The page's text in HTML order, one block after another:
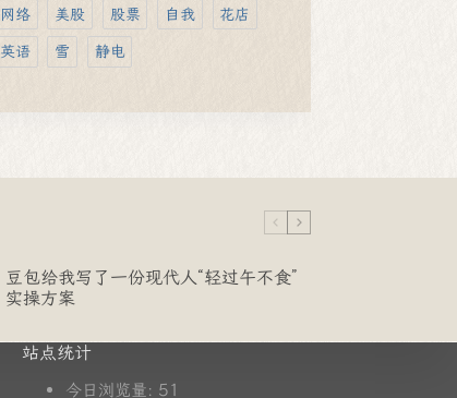
网络 美股 股票 自我 花店
英语 雪 静电
豆包给我写了一份现代人“轻过午不食”
实操方案
站点统计
今日浏览量: 51